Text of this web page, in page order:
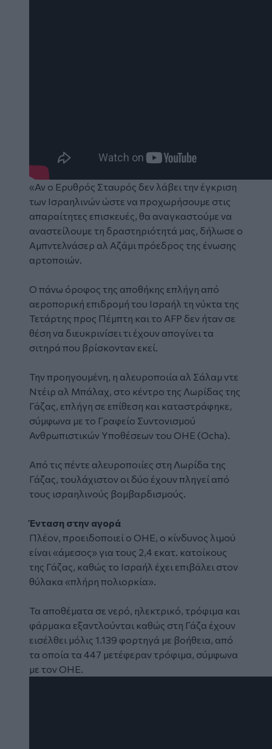
«Αν ο Ερυθρός Σταυρός δεν λάβει την έγκριση
των Ισραηλινών ώστε να προχωρήσουμε στις
απαραίτητες επισκευές, θα αναγκαστούμε να
αναστείλουμε τη δραστηριότητά μας, δήλωσε ο
Αμπντελνάσερ αλ Αζάμι πρόεδρος της ένωσης
αρτοποιών.
Ο πάνω όροφος της αποθήκης επλήγη από
αεροπορική επιδρομή του Ισραήλ τη νύκτα της
Τετάρτης προς Πέμπτη και το AFP δεν ήταν σε
θέση να διευκρινίσει τι έχουν απογίνει τα
σιτηρά που βρίσκονταν εκεί.
Την προηγουμένη, η αλευροποιία αλ Σάλαμ ντε
Ντέιρ αλ Μπάλαχ, στο κέντρο της Λωρίδας της
Γάζας, επλήγη σε επίθεση και καταστράφηκε,
σύμφωνα με το Γραφείο Συντονισμού
Ανθρωπιστικών Υποθέσεων του ΟΗΕ (Ocha).
Από τις πέντε αλευροποιίες στη Λωρίδα της
Γάζας, τουλάχιστον οι δύο έχουν πληγεί από
τους ισραηλινούς βομβαρδισμούς.
Ένταση στην αγορά
Πλέον, προειδοποιεί ο ΟΗΕ, ο κίνδυνος λιμού
είναι «άμεσος» για τους 2,4 εκατ. κατοίκους
της Γάζας, καθώς το Ισραήλ έχει επιβάλει στον
θύλακα «πλήρη πολιορκία».
Τα αποθέματα σε νερό, ηλεκτρικό, τρόφιμα και
φάρμακα εξαντλούνται καθώς στη Γάζα έχουν
εισέλθει μόλις 1.139 φορτηγά με βοήθεια, από
τα οποία τα 447 μετέφεραν τρόφιμα, σύμφωνα
με τον ΟΗΕ.